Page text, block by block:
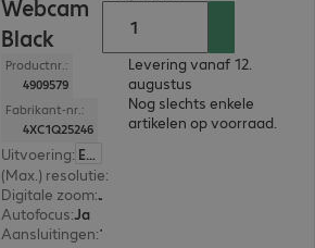
Webcam
Black
Productnr.:
4909579
Fabrikant-nr.:
4XC1Q25246
Uitvoering: Europa
(Max.) resolutie:
Digitale zoom:
Autofocus:Ja
Aansluitingen:
Levering vanaf 12.
augustus
Nog slechts enkele
artikelen op voorraad.